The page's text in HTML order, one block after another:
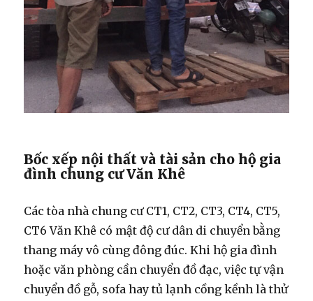
Bốc xếp nội thất và tài sản cho hộ gia
đình chung cư Văn Khê
Các tòa nhà chung cư CT1, CT2, CT3, CT4, CT5,
CT6 Văn Khê có mật độ cư dân di chuyển bằng
thang máy vô cùng đông đúc. Khi hộ gia đình
hoặc văn phòng cần chuyển đồ đạc, việc tự vận
chuyển đồ gỗ, sofa hay tủ lạnh cồng kềnh là thử